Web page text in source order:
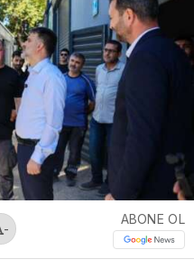
-
ABONE OL